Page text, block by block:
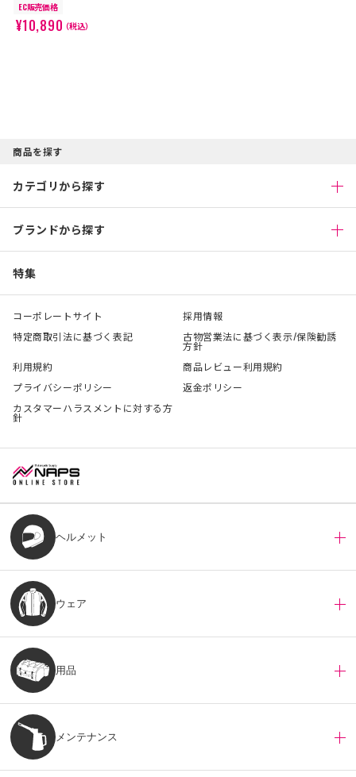
EC販売価格
¥10,890（税込）
商品を探す
カテゴリから探す
ブランドから探す
特集
コーポレートサイト
採用情報
特定商取引法に基づく表記
古物営業法に基づく表示/保険勧誘
方針
利用規約
商品レビュー利用規約
プライバシーポリシー
返金ポリシー
カスタマーハラスメントに対する方
針
ヘルメット
ウェア
用品
メンテナンス